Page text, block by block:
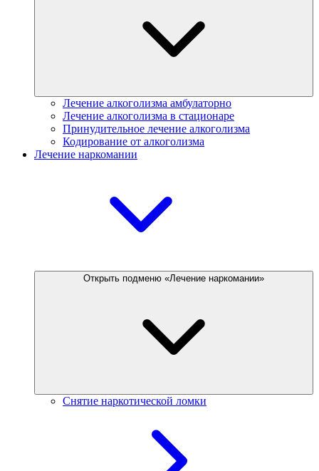
Лечение алкоголизма амбулаторно
Лечение алкоголизма в стационаре
Принудительное лечение алкоголизма
Кодирование от алкоголизма
Лечение наркомании
Открыть подменю «Лечение наркомании»
Снятие наркотической ломки